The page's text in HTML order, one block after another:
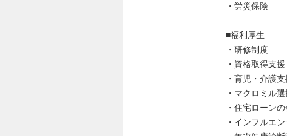
・労災保険
■福利厚生
・研修制度
・資格取得支援
・育児・介護支
・マクロミル
・住宅ローン
・インフルエ